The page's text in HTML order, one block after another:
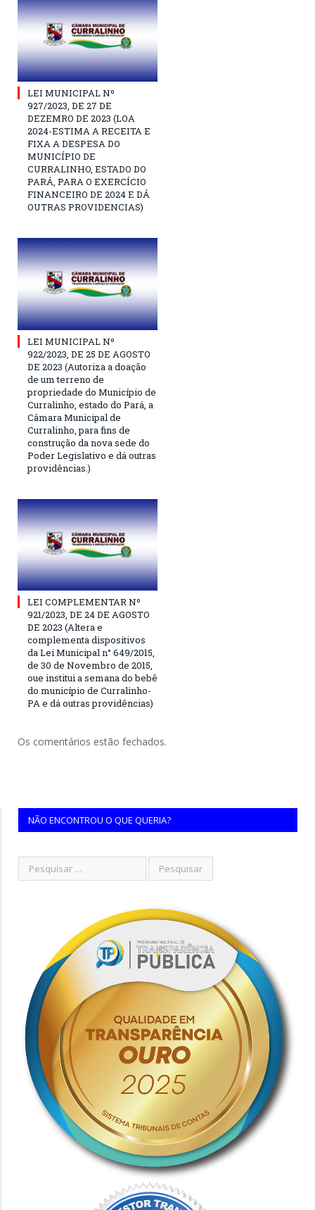
LEI MUNICIPAL Nº
927/2023, DE 27 DE
DEZEMRO DE 2023 (LOA
2024-ESTIMA A RECEITA E
FIXA A DESPESA DO
MUNICÍPIO DE
CURRALINHO, ESTADO DO
PARÁ, PARA O EXERCÍCIO
FINANCEIRO DE 2024 E DÁ
OUTRAS PROVIDENCIAS)
LEI MUNICIPAL Nº
922/2023, DE 25 DE AGOSTO
DE 2023 (Autoriza a doação
de um terreno de
propriedade do Município de
Curralinho, estado do Pará, a
Câmara Municipal de
Curralinho, para fins de
construção da nova sede do
Poder Legislativo e dá outras
providências.)
LEI COMPLEMENTAR Nº
921/2023, DE 24 DE AGOSTO
DE 2023 (Altera e
complementa dispositivos
da Lei Municipal n° 649/2015,
de 30 de Novembro de 2015,
oue institui a semana do bebê
do município de Curralinho-
PA e dá outras providências)
Os comentários estão fechados.
NÃO ENCONTROU O QUE QUERIA?